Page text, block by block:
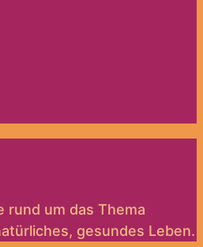
rund um das Thema
gesundes Leben.